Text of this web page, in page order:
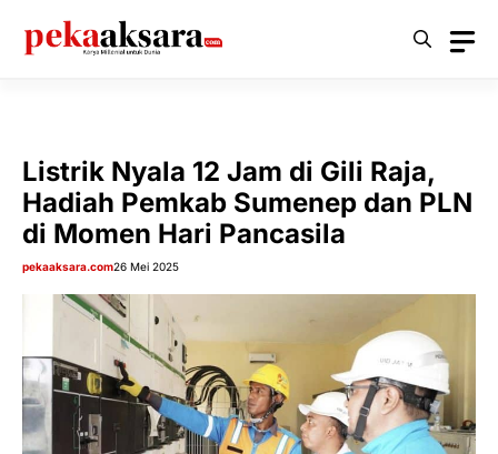
Listrik Nyala 12 Jam di Gili Raja,
Hadiah Pemkab Sumenep dan PLN
di Momen Hari Pancasila
pekaaksara.com26 Mei 2025